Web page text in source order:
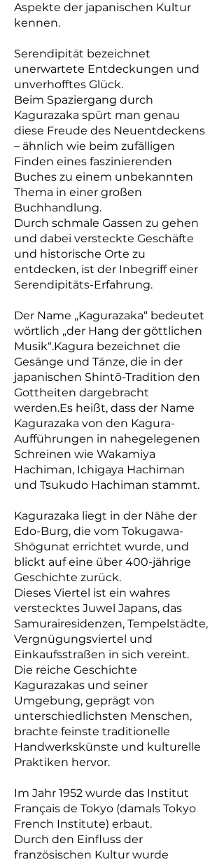
Aspekte der japanischen Kultur
kennen.
Serendipität bezeichnet
unerwartete Entdeckungen und
unverhofftes Glück.
Beim Spaziergang durch
Kagurazaka spürt man genau
diese Freude des Neuentdeckens
– ähnlich wie beim zufälligen
Finden eines faszinierenden
Buches zu einem unbekannten
Thema in einer großen
Buchhandlung.
Durch schmale Gassen zu gehen
und dabei versteckte Geschäfte
und historische Orte zu
entdecken, ist der Inbegriff einer
Serendipitäts-Erfahrung.
Der Name „Kagurazaka“ bedeutet
wörtlich „der Hang der göttlichen
Musik“.Kagura bezeichnet die
Gesänge und Tänze, die in der
japanischen Shintō-Tradition den
Gottheiten dargebracht
werden.Es heißt, dass der Name
Kagurazaka von den Kagura-
Aufführungen in nahegelegenen
Schreinen wie Wakamiya
Hachiman, Ichigaya Hachiman
und Tsukudo Hachiman stammt.
Kagurazaka liegt in der Nähe der
Edo-Burg, die vom Tokugawa-
Shōgunat errichtet wurde, und
blickt auf eine über 400-jährige
Geschichte zurück.
Dieses Viertel ist ein wahres
verstecktes Juwel Japans, das
Samurairesidenzen, Tempelstädte,
Vergnügungsviertel und
Einkaufsstraßen in sich vereint.
Die reiche Geschichte
Kagurazakas und seiner
Umgebung, geprägt von
unterschiedlichsten Menschen,
brachte feinste traditionelle
Handwerkskünste und kulturelle
Praktiken hervor.
Im Jahr 1952 wurde das Institut
Français de Tokyo (damals Tokyo
French Institute) erbaut.
Durch den Einfluss der
französischen Kultur wurde